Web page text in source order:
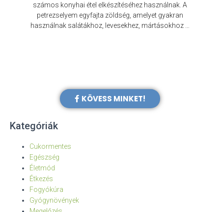
számos konyhai étel elkészítéséhez használnak. A
petrezselyem egyfajta zöldség, amelyet gyakran
használnak salátákhoz, levesekhez, mártásokhoz …
KÖVESS MINKET!
Kategóriák
Cukormentes
Egészség
Életmód
Étkezés
Fogyókúra
Gyógynövények